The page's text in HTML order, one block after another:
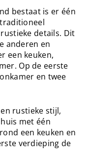
bestaat is er één
details. Dit
anderen en
een keuken,
Op de eerste
en twee
rustieke stijl,
met één
een keuken en
verdieping de